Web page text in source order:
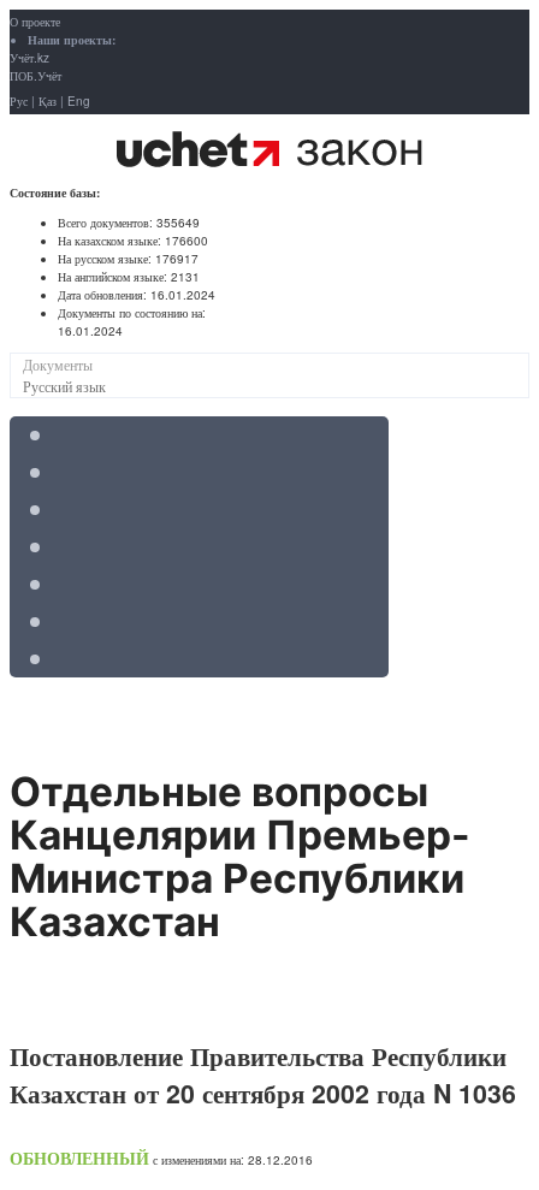
О проекте
Наши проекты:
Учёт.kz
ПОБ.Учёт
Рус | Қаз | Eng
Состояние базы:
Всего документов: 355649
На казахском языке: 176600
На русском языке: 176917
На английском языке: 2131
Дата обновления: 16.01.2024
Документы по состоянию на:
16.01.2024
Документы
Русский язык
Отдельные вопросы
Канцелярии Премьер-
Министра Республики
Казахстан
Постановление Правительства Республики
Казахстан от 20 сентября 2002 года N 1036
ОБНОВЛЕННЫЙ с изменениями на: 28.12.2016